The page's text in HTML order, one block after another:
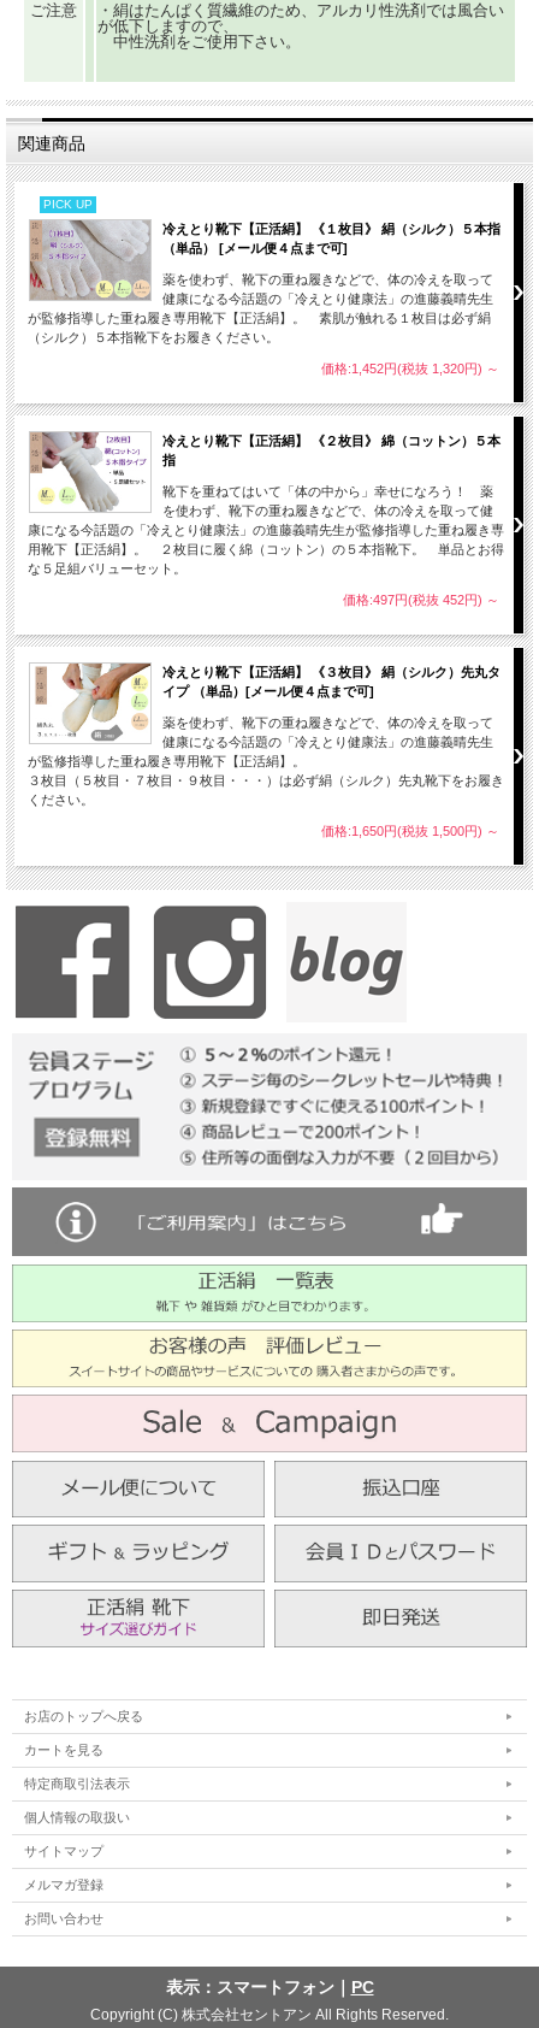
ご注意
・絹はたんぱく質繊維のため、アルカリ性洗剤では風合い
が低下しますので、
中性洗剤をご使用下さい。
関連商品
PICK UP
冷えとり靴下【正活絹】 《１枚目》 絹（シルク）５本指
（単品） [メール便４点まで可]
薬を使わず、靴下の重ね履きなどで、体の冷えを取って
健康になる今話題の「冷えとり健康法」の進藤義晴先生
が監修指導した重ね履き専用靴下【正活絹】。 素肌が触れる１枚目は必ず絹
（シルク）５本指靴下をお履きください。
価格:1,452円(税抜 1,320円) ～
冷えとり靴下【正活絹】 《２枚目》 綿（コットン）５本
指
靴下を重ねてはいて「体の中から」幸せになろう！ 薬
を使わず、靴下の重ね履きなどで、体の冷えを取って健
康になる今話題の「冷えとり健康法」の進藤義晴先生が監修指導した重ね履き専
用靴下【正活絹】。 ２枚目に履く綿（コットン）の５本指靴下。 単品とお得
な５足組バリューセット。
価格:497円(税抜 452円) ～
冷えとり靴下【正活絹】 《３枚目》 絹（シルク）先丸タ
イプ （単品）[メール便４点まで可]
薬を使わず、靴下の重ね履きなどで、体の冷えを取って
健康になる今話題の「冷えとり健康法」の進藤義晴先生
が監修指導した重ね履き専用靴下【正活絹】。
３枚目（５枚目・７枚目・９枚目・・・）は必ず絹（シルク）先丸靴下をお履き
ください。
価格:1,650円(税抜 1,500円) ～
お店のトップへ戻る
カートを見る
特定商取引法表示
個人情報の取扱い
サイトマップ
メルマガ登録
お問い合わせ
表示：スマートフォン｜ PC
Copyright (C) 株式会社セントアン All Rights Reserved.